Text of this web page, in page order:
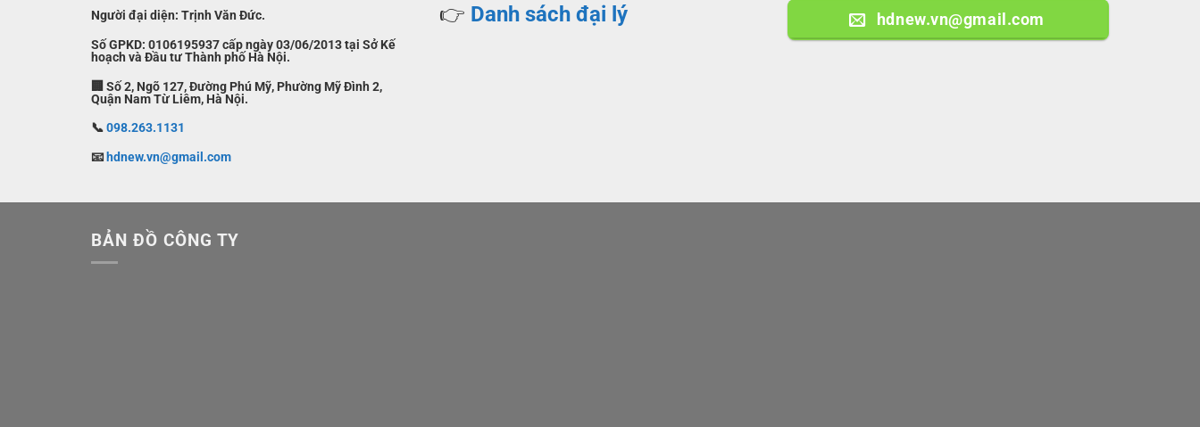
Người đại diện: Trịnh Văn Đức.
Số GPKD: 0106195937 cấp ngày 03/06/2013 tại Sở Kế
hoạch và Đầu tư Thành phố Hà Nội.
🏢 Số 2, Ngõ 127, Đường Phú Mỹ, Phường Mỹ Đình 2,
Quận Nam Từ Liêm, Hà Nội.
📞098.263.1131
📧 hdnew.vn@gmail.com
👉 Danh sách đại lý hdnew.vn@gmail.com
BẢN ĐỒ CÔNG TY